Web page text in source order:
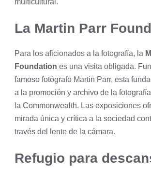
multicultural.
La Martin Parr
Para los aficionados a la fotografía, la
Foundation es una visita obligada.
famoso fotógrafo Martin Parr, esta
a la promoción y archivo de la
la Commonwealth. Las exposiciones
mirada única y crítica a la sociedad
través del lente de la cámara.
Refugio para